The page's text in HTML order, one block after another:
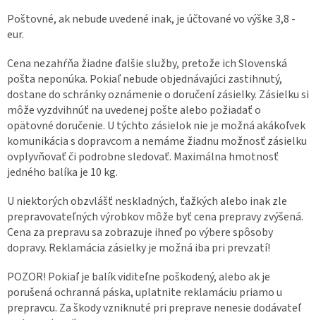
Poštovné, ak nebude uvedené inak, je účtované vo výške 3,8 -
eur.
Cena nezahŕňa žiadne ďalšie služby, pretože ich Slovenská
pošta neponúka. Pokiaľ nebude objednávajúci zastihnutý,
dostane do schránky oznámenie o doručení zásielky. Zásielku si
môže vyzdvihnúť na uvedenej pošte alebo požiadať o
opätovné doručenie. U týchto zásielok nie je možná akákoľvek
komunikácia s dopravcom a nemáme žiadnu možnosť zásielku
ovplyvňovať či podrobne sledovať. Maximálna hmotnosť
jedného balíka je 10 kg.
U niektorých obzvlášť neskladných, ťažkých alebo inak zle
prepravovateľných výrobkov môže byť cena prepravy zvýšená.
Cena za prepravu sa zobrazuje ihneď po výbere spôsoby
dopravy. Reklamácia zásielky je možná iba pri prevzatí!
POZOR! Pokiaľ je balík viditeľne poškodený, alebo ak je
porušená ochranná páska, uplatnite reklamáciu priamo u
prepravcu. Za škody vzniknuté pri preprave nenesie dodávateľ